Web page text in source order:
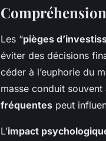
Les “pièges
éviter des décisions
céder à l’euphorie du
masse conduit
fréquentes peut
L’impact